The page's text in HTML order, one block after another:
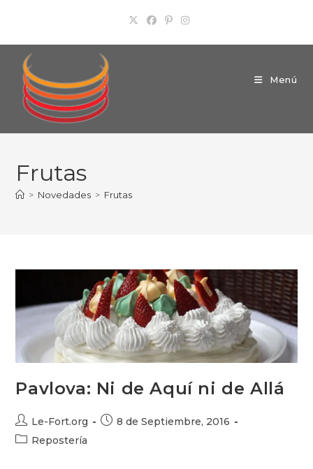
contenido
Menú
Frutas
> Novedades > Frutas
Pavlova: Ni de Aquí ni de Allá
Autor
de
Le-Fort.org
Publicación
8 de Septiembre, 2016
Categoría
Repostería